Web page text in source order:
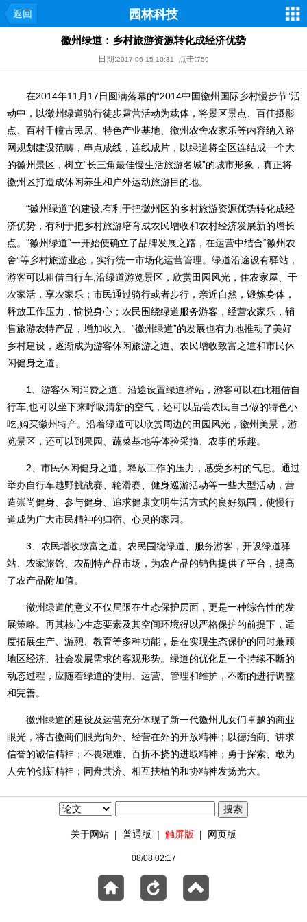
返回 园林科技
徽州绿道：乡村旅游资源转化成经济优势
日期:2017-06-15 10:31 点击:759
在2014年11月17日圆满落幕的“2014中国徽州国际乡村慢步节”活
动中，以徽州绿道骑行徒步露营活动为载体，将景区景点、百佳摄影
点、百村千幢古民居、特色产业基地、徽州农舍农家乐等内容纳入路
网规划建设范畴，串点成线，连线成片，以绿道将全区连结成一个大
的徽州景区，树立“长三角最佳慢生活旅游名城”的城市形象，真正将
徽州区打造成休闲养生和户外运动旅游目的地。
“徽州绿道”的建设,有利于把徽州区的乡村旅游资源优势转化成经
济优势，有利于把乡村旅游培育成农民增收和农村经济发展新的增长
点。“徽州绿道”一开始便确立了品牌发展之路，在运营中结合“徽州农
舍”等乡村旅游业态，实行统一市场化运营管理。绿道沿途设有驿站，
游客可以租借自行车,沿绿道游览景区，欣赏田园风光，住农家屋、干
农家活，享农家乐；市民通过骑行或者步行，亲近自然，锻炼身体，
释放工作压力，愉悦身心；农民围绕绿道服务游客，经营农家乐，销
售旅游农特产品，增加收入。“徽州绿道”的发展也有力地推动了美好
乡村建设，逐渐成为游客休闲旅游之道、农民增收致富之道和市民休
闲健身之道。
1、游客休闲消费之道。沿途设置绿道驿站，游客可以在此租借自
行车,也可以坐下来呼吸清新的空气，还可以品尝农民自己做的特色小
吃,购买徽州特产。沿着绿道可以欣赏周边的田园风光，徽州美景，游
览景区，还可以到果园、蔬菜基地等体验采摘、农事的乐趣。
2、市民休闲健身之道。释放工作的压力，感受乡村的气息。通过
举办自行车越野挑战赛、轮滑赛、健身巡游活动等一些大型活动，营
造崇尚健身、参与健身、追求健康文明生活方式的良好氛围，使慢行
道成为广大市民精神的归宿、心灵的家园。
3、农民增收致富之道。农民围绕绿道、服务游客，开设绿道驿
站、农家旅馆、农副特产品市场，为农产品的销售提供了平台，提高
了农产品附加值。
徽州绿道的意义不仅局限在生态保护层面，更是一种综合性的发
展策略。再其核心生态要素及其空间环境得以严格保护的前提下，适
度拓展生产、游憩、教育等多种功能，是在实现生态保护的同时兼顾
地区经济、社会发展需求的客观形势。绿道的优化是一个持续不断的
动态过程，应随着绿道的使用、运营、管理和维护，不断的进行调整
和完善。
徽州绿道的建设及运营充分体现了新一代徽州儿女们卓越的商业
眼光，将古徽商们眼光向外、经营在外的开放精神；以德治商、讲求
信誉的诚信精神；不畏艰难、百折不挠的进取精神；勇于探索、敢为
人先的创新精神；同舟共济、相互扶植的和协精神发扬光大。
关于网站 | 普通版 | 触屏版 | 网页版
08/08 02:17